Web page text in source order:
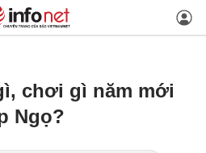
chơi gì năm mới
Ngọ?